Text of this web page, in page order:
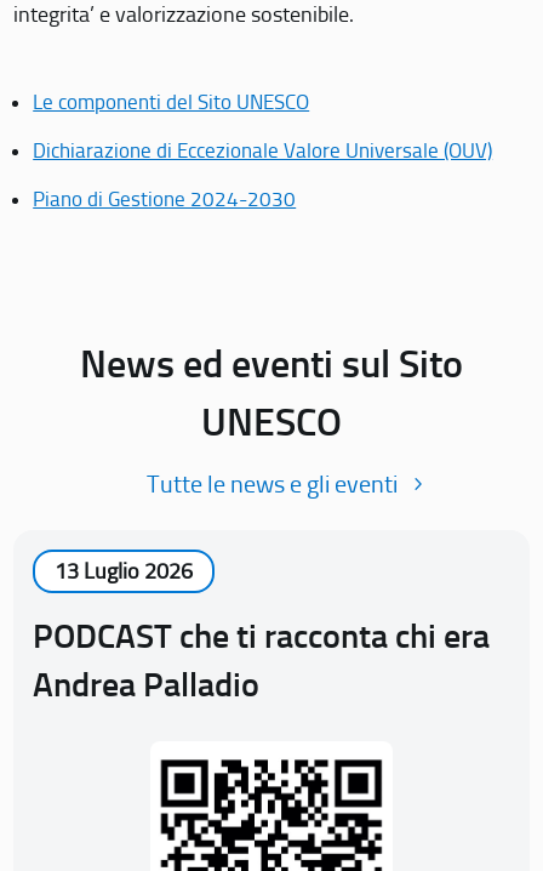
integrita’ e valorizzazione sostenibile.
Le componenti del Sito UNESCO
Dichiarazione di Eccezionale Valore Universale (OUV)
Piano di Gestione 2024-2030
News ed eventi sul Sito
UNESCO
Tutte le news e gli eventi
13 Luglio 2026
PODCAST che ti racconta chi era
Andrea Palladio